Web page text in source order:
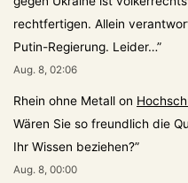
rechtfertigen. Allein
Putin-Regierung. Leider…”
Aug. 8, 02:06
Rhein ohne Metall on
Wären Sie so freundlich die
Ihr Wissen beziehen?”
Aug. 8, 00:00